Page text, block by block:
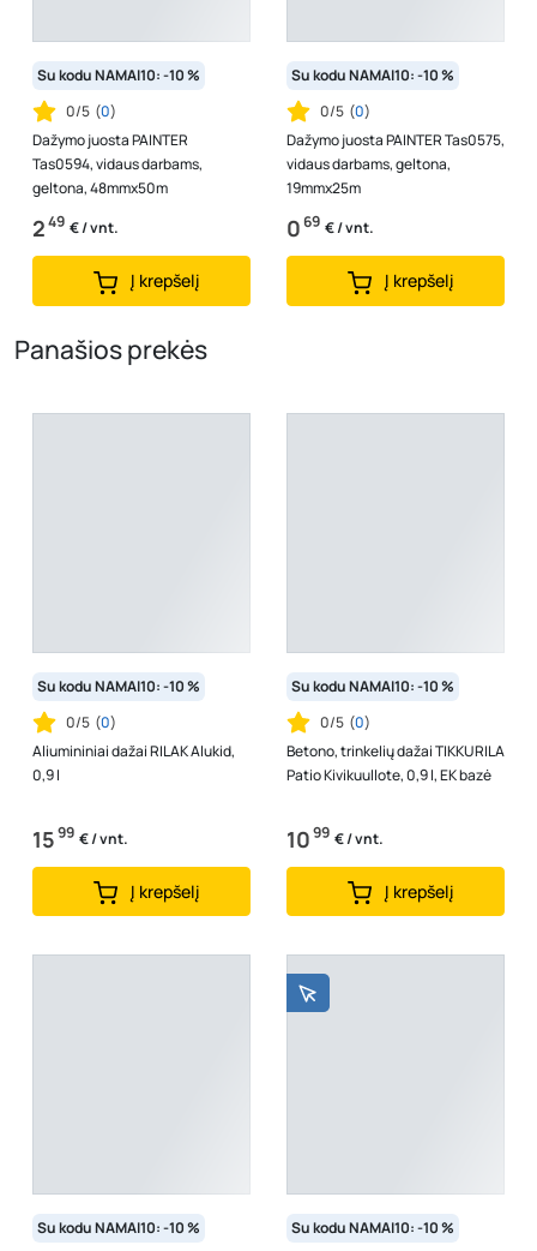
Su kodu NAMAI10: -10 %
0/5 (0)
Dažymo juosta PAINTER
Tas0594, vidaus darbams,
geltona, 48mmx50m
249 € / vnt.
Į krepšelį
Su kodu NAMAI10: -10 %
0/5 (0)
Dažymo juosta PAINTER Tas0575,
vidaus darbams, geltona,
19mmx25m
069 € / vnt.
Į krepšelį
Panašios prekės
Su kodu NAMAI10: -10 %
0/5 (0)
Aliumininiai dažai RILAK Alukid,
0,9 l
1599 € / vnt.
Į krepšelį
Su kodu NAMAI10: -10 %
0/5 (0)
Betono, trinkelių dažai TIKKURILA
Patio Kivikuullote, 0,9 l, EK bazė
1099 € / vnt.
Į krepšelį
Su kodu NAMAI10: -10 %
Su kodu NAMAI10: -10 %